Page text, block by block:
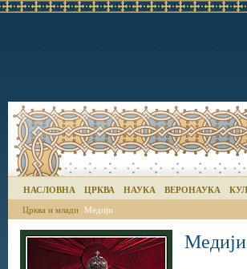
НАСЛОВНА ЦРКВА НАУКА ВЕРОНАУКА
Црква и млади Медији
Медији